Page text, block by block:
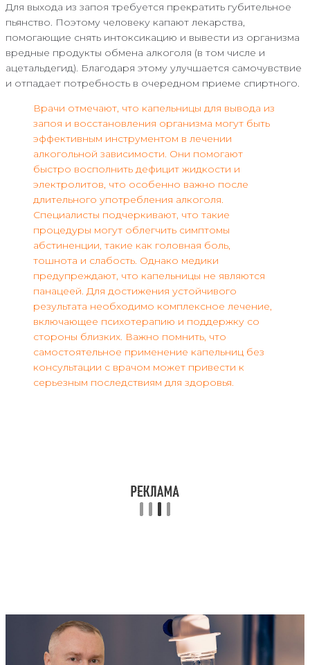
Для выхода из запоя требуется прекратить губительное
пьянство. Поэтому человеку капают лекарства,
помогающие снять интоксикацию и вывести из организма
вредные продукты обмена алкоголя (в том числе и
ацетальдегид). Благодаря этому улучшается самочувствие
и отпадает потребность в очередном приеме спиртного.
Врачи отмечают, что капельницы для вывода из
запоя и восстановления организма могут быть
эффективным инструментом в лечении
алкогольной зависимости. Они помогают
быстро восполнить дефицит жидкости и
электролитов, что особенно важно после
длительного употребления алкоголя.
Специалисты подчеркивают, что такие
процедуры могут облегчить симптомы
абстиненции, такие как головная боль,
тошнота и слабость. Однако медики
предупреждают, что капельницы не являются
панацеей. Для достижения устойчивого
результата необходимо комплексное лечение,
включающее психотерапию и поддержку со
стороны близких. Важно помнить, что
самостоятельное применение капельниц без
консультации с врачом может привести к
серьезным последствиям для здоровья.